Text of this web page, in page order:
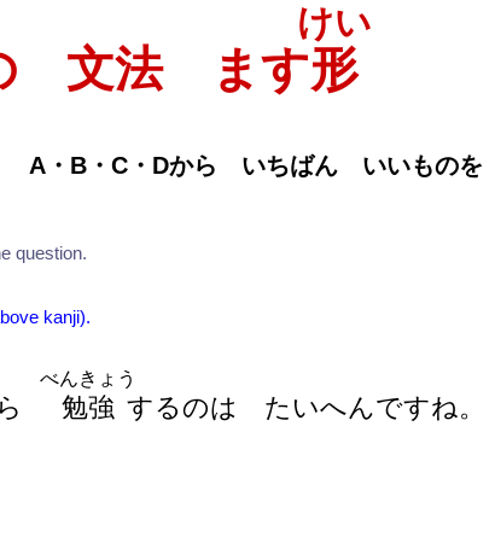
文法 ます形
けい
A・B・C・Dから いちばん いいものを
question.
kanji).
勉強
べんきょう
するのは たいへんですね。